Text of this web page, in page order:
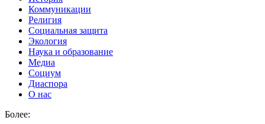
Коммуникации
Религия
Социальная защита
Экология
Наука и образование
Медиа
Социум
Диаспора
О нас
Более: